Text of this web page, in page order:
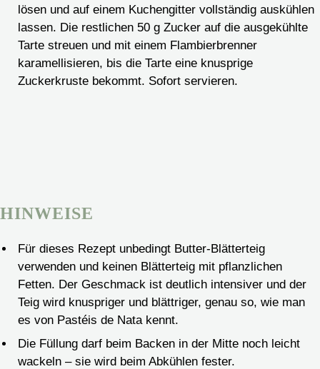
lösen und auf einem Kuchengitter vollständig auskühlen
lassen. Die restlichen 50 g Zucker auf die ausgekühlte
Tarte streuen und mit einem Flambierbrenner
karamellisieren, bis die Tarte eine knusprige
Zuckerkruste bekommt. Sofort servieren.
HINWEISE
Für dieses Rezept unbedingt Butter-Blätterteig
verwenden und keinen Blätterteig mit pflanzlichen
Fetten. Der Geschmack ist deutlich intensiver und der
Teig wird knuspriger und blättriger, genau so, wie man
es von Pastéis de Nata kennt.
Die Füllung darf beim Backen in der Mitte noch leicht
wackeln – sie wird beim Abkühlen fester.